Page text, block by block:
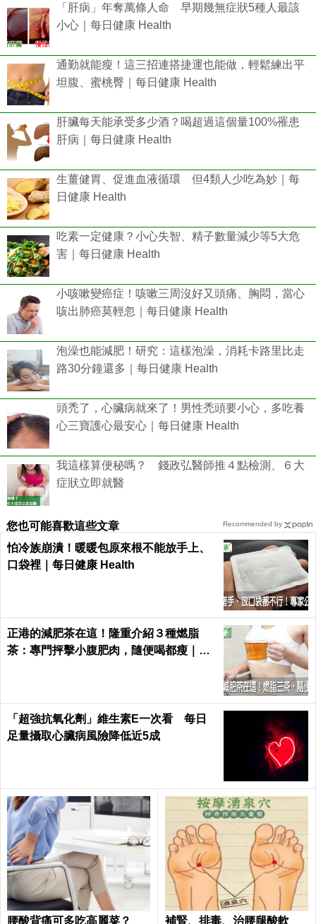
「肝病」年奪萬條人命 早期幾無症狀5種人最該
小心｜每日健康 Health
通勤就能瘦！這三招連搭捷運也能做，輕鬆練出平
坦腹、蜜桃臀｜每日健康 Health
肝臟每天能承受多少酒？喝超過這個量100%罹患
肝病｜每日健康 Health
生薑健胃、促進血液循環 但4類人少吃為妙｜每
日健康 Health
吃素一定健康？小心失智、精子數量減少等5大危
害｜每日健康 Health
小咳嗽變癌症！咳嗽三周沒好又頭痛、胸悶，當心
咳出肺癌莫輕忽｜每日健康 Health
泡澡也能減肥！研究：這樣泡澡，消耗卡路里比走
路30分鐘還多｜每日健康 Health
頭禿了，心臟病就來了！男性禿頭要小心，多吃養
心三寶護心最安心｜每日健康 Health
我這樣算便秘嗎？ 錢政弘醫師推４點檢測、６大
症狀立即就醫
您也可能喜歡這些文章
怕冷族崩潰！暖暖包原來根不能放手上、
口袋裡｜每日健康 Health
正港的減肥茶在這！隆重介紹３種燃脂
茶：專門抨擊小腹肥肉，隨便喝都瘦｜每
「超強抗氧化劑」維生素E一次看 每日
足量攝取心臟病風險降低近5成
腰酸背痛可多吃高麗菜？ 補腎、排毒、治腰腿酸軟
Recommended by